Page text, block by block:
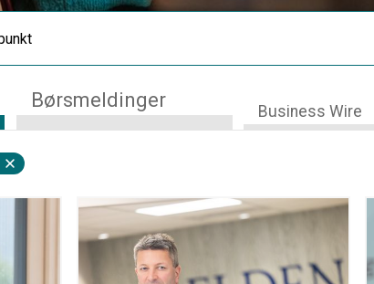
Børsmeldinger Business Wire